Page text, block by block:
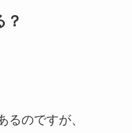
？
るのですが、